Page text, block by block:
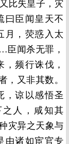
比失皇子，灾
曰臣闻皇天不
，荧惑入太
闻杀无罪，
频行诛伐，
，又非其数。
，谅以感悟圣
人，咸知其
灾异之天象与
由诸如宦官专